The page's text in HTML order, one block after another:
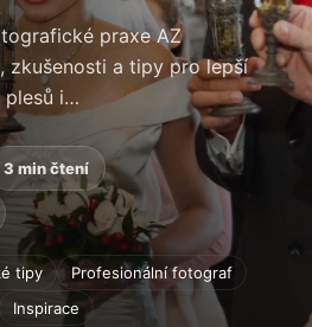
praxe AZ
zkušenosti a tipy pro lepší
plesů i…
3 min čtení
tipy
Profesionální fotograf
Inspirace